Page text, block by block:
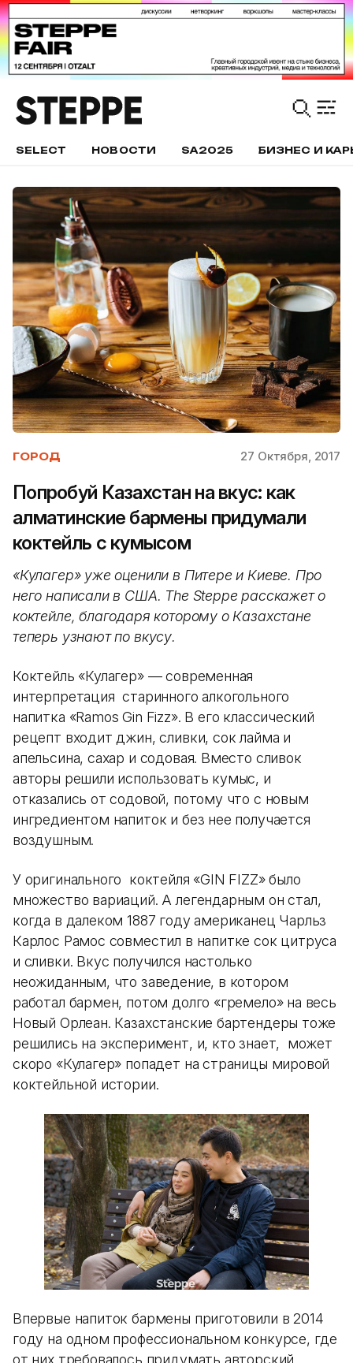
SELECT НОВОСТИ SA2025 БИЗНЕС И
ГОРОД 27 Октября, 2017
Попробуй Казахстан на вкус: как
алматинские бармены придумали
коктейль с кумысом
«Кулагер» уже оценили в Питере и Киеве. Про
него написали в США. The Steppe расскажет о
коктейле, благодаря которому о Казахстане
теперь узнают по вкусу.
Коктейль «Кулагер» — современная
интерпретация старинного алкогольного
напитка «Ramos Gin Fizz». В его классический
рецепт входит джин, сливки, сок лайма и
апельсина, сахар и содовая. Вместо сливок
авторы решили использовать кумыс, и
отказались от содовой, потому что с новым
ингредиентом напиток и без нее получается
воздушным.
У оригинального коктейля «GIN FIZZ» было
множество вариаций. А легендарным он стал,
когда в далеком 1887 году американец Чарльз
Карлос Рамос совместил в напитке сок цитруса
и сливки. Вкус получился настолько
неожиданным, что заведение, в котором
работал бармен, потом долго «гремело» на весь
Новый Орлеан. Казахстанские бартендеры тоже
решились на эксперимент, и, кто знает, может
скоро «Кулагер» попадет на страницы мировой
коктейльной истории.
Впервые напиток бармены приготовили в 2014
году на одном профессиональном конкурсе, где